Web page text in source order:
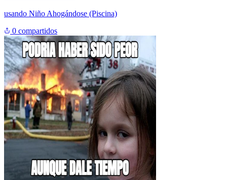
usando Niño Ahogándose (Piscina)
0 compartidos